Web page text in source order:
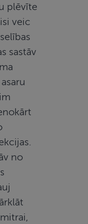
plēvīte
veic
sastāv
no